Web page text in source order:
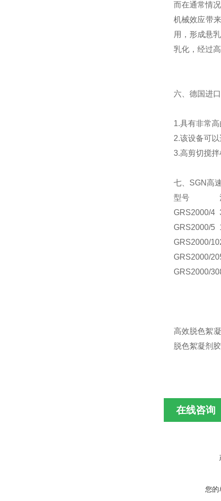
而在通常情
机械效应带
用，形成悬
乳化，经过
六、德国进
1.具有非常
2.该设备可
3.高剪切搅
七、SGN高
型号
GRS2000/4
GRS2000/5
GRS2000/10
GRS2000/20
GRS2000/30
高效脱色絮
脱色絮凝剂
在线咨询
您的